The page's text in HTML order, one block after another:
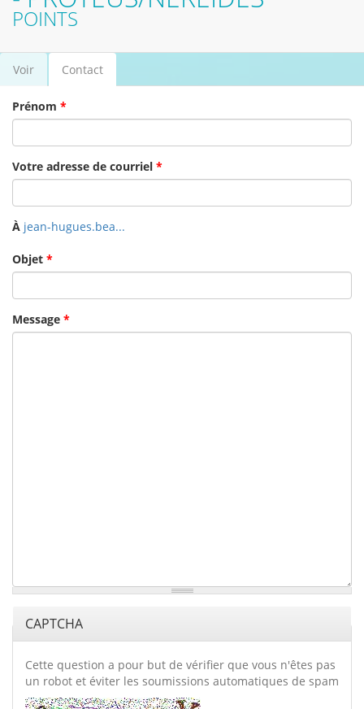
POINTS
Onglets principaux
Voir Contact
actif)
Prénom *
Votre adresse de courriel *
À jean-hugues.bea...
Objet *
Message *
CAPTCHA
Cette question a pour but de vérifier que vous n'êtes pas
un robot et éviter les soumissions automatiques de spam